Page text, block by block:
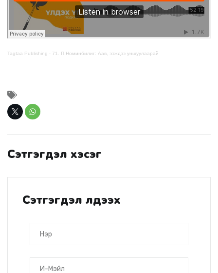
Tagtaa Publishing · 71. П.Номинбилиг: Аав, ээждээ уншуулаарай
Сэтгэгдэл хэсэг
Сэтгэгдэл үлдээх